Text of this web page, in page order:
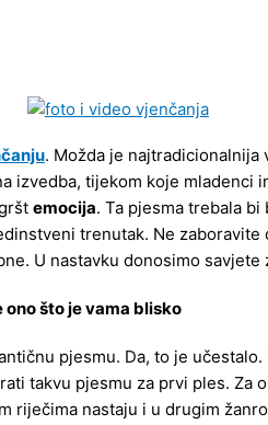
. Možda je najtradicionalnija
izvedba, tijekom koje mladenci
emocija. Ta pjesma trebala
trenutak. Ne
U nastavku donosimo savjete
što je vama blisko
pjesmu. Da, to je
takvu pjesmu za prvi ples. Za
riječima nastaju i u drugim